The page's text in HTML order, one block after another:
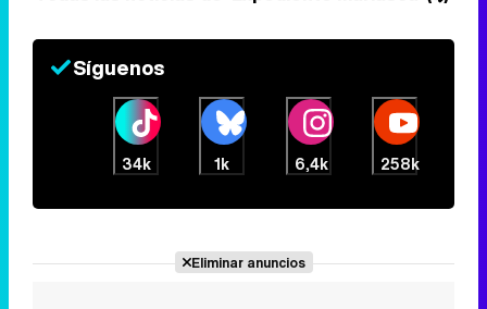
Síguenos
34k 1k 6,4k 258k
Eliminar anuncios